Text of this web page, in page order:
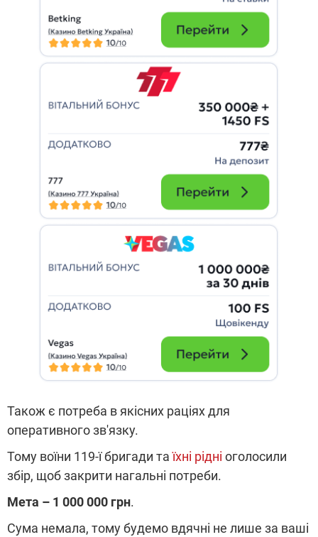
Також є потреба в якісних раціях для
оперативного зв'язку.
Тому воїни 119-ї бригади таїхні рідні оголосили
збір, щоб закрити нагальні потреби.
Мета – 1 000 000 грн.
Сума немала, тому будемо вдячні не лише за ваші